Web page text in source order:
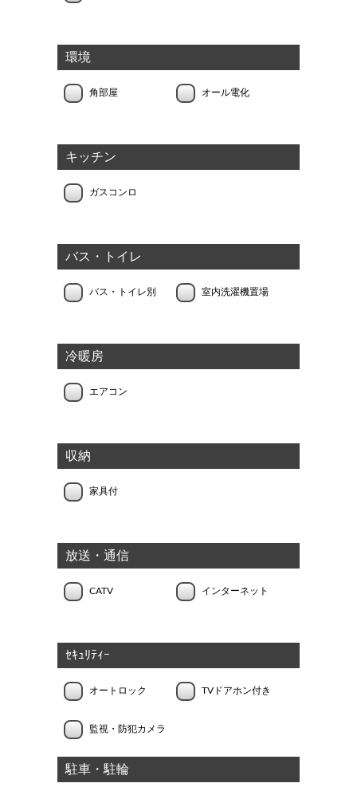
環境
角部屋 オール電化
キッチン
ガスコンロ
バス・トイレ
バス・トイレ別 室内洗濯機置場
冷暖房
エアコン
収納
家具付
放送・通信
CATV インターネット
ｾｷｭﾘﾃｨｰ
オートロック TVドアホン付き
監視・防犯カメラ
駐車・駐輪